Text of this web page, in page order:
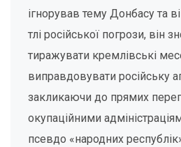
ігнорував тему Донбасу та
тлі російської погрози, він
тиражувати кремлівські
виправдовувати російську
закликаючи до прямих
окупаційними
псевдо «народних